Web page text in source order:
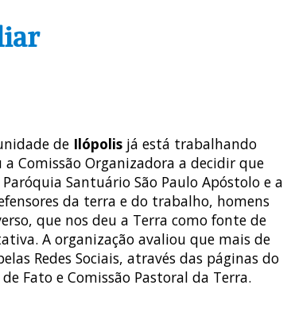
de Ilópolis já está trabalhando
Comissão Organizadora a decidir que
Santuário São Paulo Apóstolo e a
da terra e do trabalho, homens
que nos deu a Terra como fonte de
A organização avaliou que mais de
Redes Sociais, através das páginas do
Fato e Comissão Pastoral da Terra.